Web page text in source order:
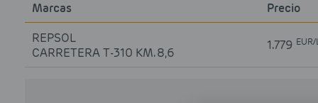
Marcas Precio
REPSOL
CARRETERA T-310 KM. 8,6
1.779 EUR/